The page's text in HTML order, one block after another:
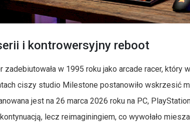
i kontrowersyjny reboot
zadebiutowała w 1995 roku jako arcade racer, który
ciszy studio Milestone postanowiło wskrzesić
jest na 26 marca 2026 roku na PC,
lecz reimaginingiem, co wywołało